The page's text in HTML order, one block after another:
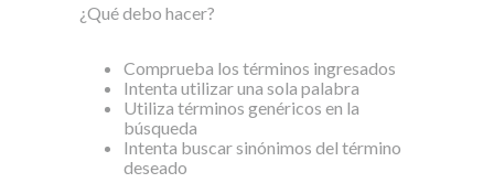
¿Qué debo hacer?
Comprueba los términos ingresados
Intenta utilizar una sola palabra
Utiliza términos genéricos en la
búsqueda
Intenta buscar sinónimos del término
deseado